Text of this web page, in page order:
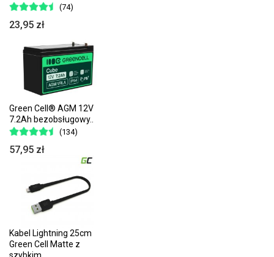
(74)
23,95 zł
Green Cell® AGM 12V
7.2Ah bezobsługowy..
(134)
57,95 zł
Kabel Lightning 25cm
Green Cell Matte z